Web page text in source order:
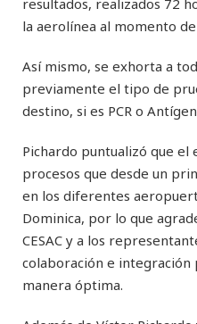
la aerolínea al momento
Así mismo, se exhorta a
previamente el tipo de
destino, si es PCR o
Pichardo puntualizó que
procesos que desde un
en los diferentes
Dominica, por lo que
CESAC y a los
colaboración e
manera óptima.